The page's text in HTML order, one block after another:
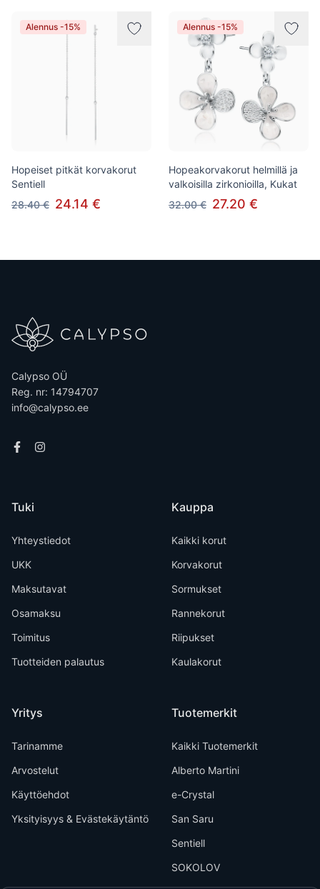
Alennus -15%
Hopeiset pitkät korvakorut
Sentiell
28.40 € 24.14 €
Alennus -15%
Hopeakorvakorut helmillä ja
valkoisilla zirkonioilla, Kukat
32.00 € 27.20 €
Calypso OÜ
Reg. nr: 14794707
info@calypso.ee
Tuki
Yhteystiedot
UKK
Maksutavat
Osamaksu
Toimitus
Tuotteiden palautus
Yritys
Tarinamme
Arvostelut
Käyttöehdot
Yksityisyys & Evästekäytäntö
Kauppa
Kaikki korut
Korvakorut
Sormukset
Rannekorut
Riipukset
Kaulakorut
Tuotemerkit
Kaikki Tuotemerkit
Alberto Martini
e-Crystal
San Saru
Sentiell
SOKOLOV